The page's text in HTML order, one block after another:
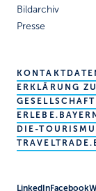
Bildarchiv
Presse
KONTAKT
ERKLÄRUNG
DIE-
LinkedInFacebook